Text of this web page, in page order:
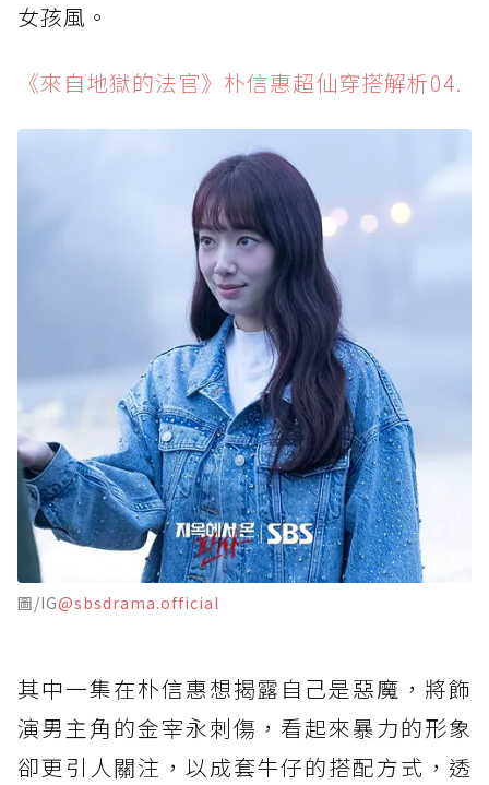
女孩風。
《來自地獄的法官》朴信惠超仙穿搭解析04.
圖/IG@sbsdrama.official
其中一集在朴信惠想揭露自己是惡魔，將飾
演男主角的金宰永刺傷，看起來暴力的形象
卻更引人關注，以成套牛仔的搭配方式，透